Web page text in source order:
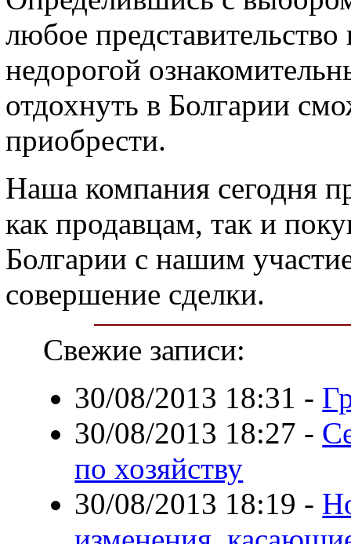
любое
недорогой
отдохнуть в Болгарии
приобрести.
Наша компания сегодня
как продавцам, так и
Болгарии с нашим
совершение сделки.
Свежие записи:
30/08/2013 18:31 -
30/08/2013 18:27 -
по хозяйству
30/08/2013 18:19 -